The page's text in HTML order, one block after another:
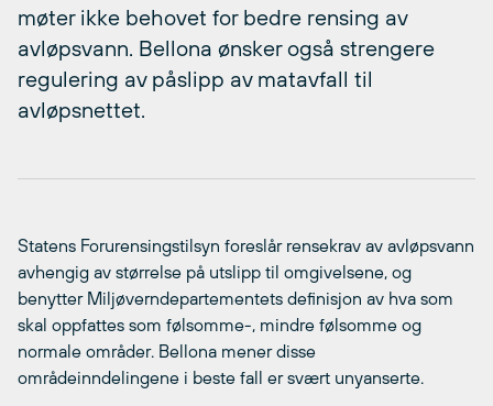
møter ikke behovet for bedre rensing av
avløpsvann. Bellona ønsker også strengere
regulering av påslipp av matavfall til
avløpsnettet.
Statens Forurensingstilsyn foreslår rensekrav av avløpsvann
avhengig av størrelse på utslipp til omgivelsene, og
benytter Miljøverndepartementets definisjon av hva som
skal oppfattes som følsomme-, mindre følsomme og
normale områder. Bellona mener disse
områdeinndelingene i beste fall er svært unyanserte.